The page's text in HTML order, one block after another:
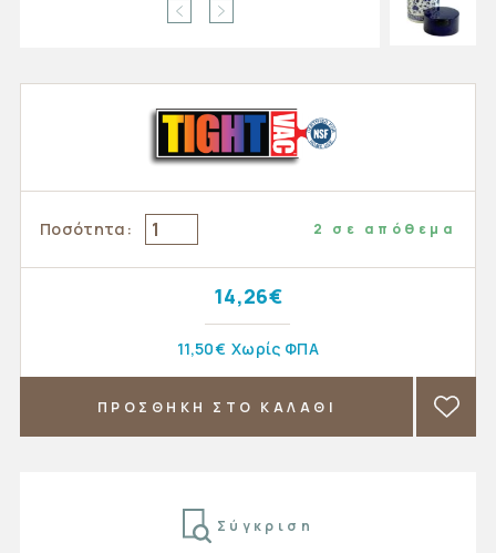
Ποσότητα: 2 σε απόθεμα
14,26€
11,50€ Χωρίς ΦΠΑ
ΠΡΟΣΘΗΚΗ ΣΤΟ ΚΑΛΑΘΙ
Σύγκριση